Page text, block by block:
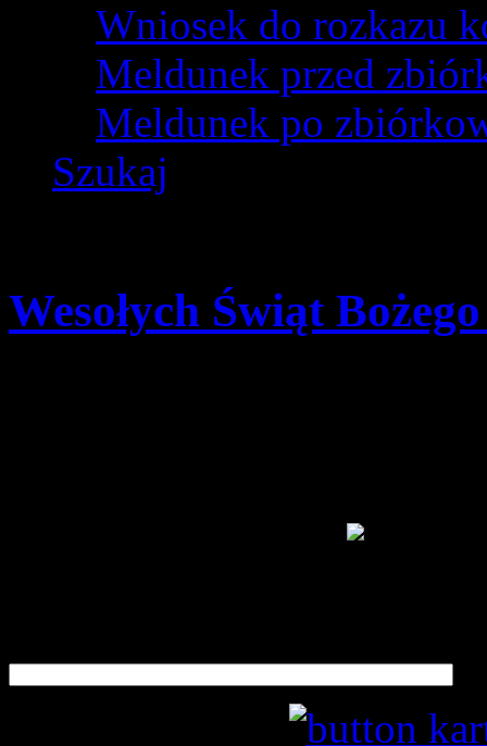
Wniosek do rozkazu
Meldunek przed
Meldunek po
Szukaj
Wesołych Świąt